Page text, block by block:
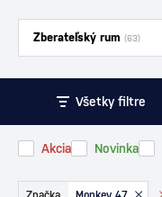
Zberateľský rum (63)
Všetky filtre
Akcia Novinka